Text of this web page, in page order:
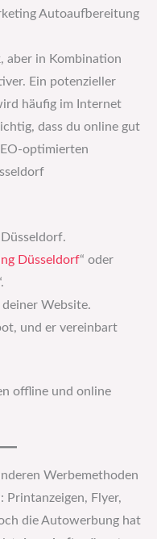
Autoaufbereitung
aber in Kombination
Ein potenzieller
häufig im Internet
dass du online gut
optimierten
Düsseldorf“ oder
Website.
und er vereinbart
offline und online
Werbemethoden
Printanzeigen, Flyer,
die Autowerbung hat